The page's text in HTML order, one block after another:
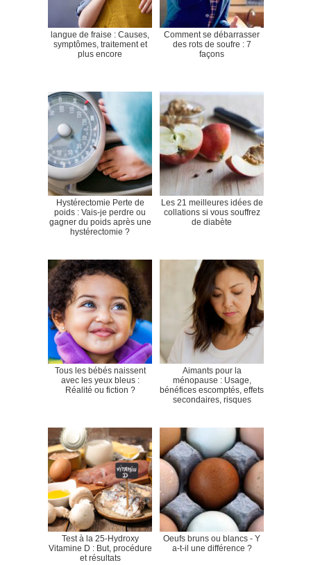
langue de fraise : Causes,
symptômes, traitement et
plus encore
Comment se débarrasser
des rots de soufre : 7
façons
Hystérectomie Perte de
poids : Vais-je perdre ou
gagner du poids après une
hystérectomie ?
Les 21 meilleures idées de
collations si vous souffrez
de diabète
Tous les bébés naissent
avec les yeux bleus :
Réalité ou fiction ?
Aimants pour la
ménopause : Usage,
bénéfices escomptés, effets
secondaires, risques
Test à la 25-Hydroxy
Vitamine D : But, procédure
et résultats
Oeufs bruns ou blancs - Y
a-t-il une différence ?